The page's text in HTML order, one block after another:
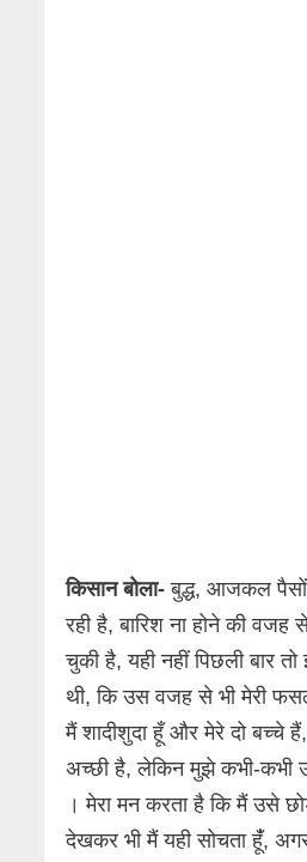
किसान बोला- बुद्ध, आजकल
रही है, बारिश ना होने की
चुकी है, यही नहीं पिछली बार तो
थी, कि उस वजह से भी मेरी
मैं शादीशुदा हूँ और मेरे दो बच्चे
अच्छी है, लेकिन मुझे कभी-कभी
। मेरा मन करता है कि मैं उसे
देखकर भी मैं यही सोचता हूंँ,